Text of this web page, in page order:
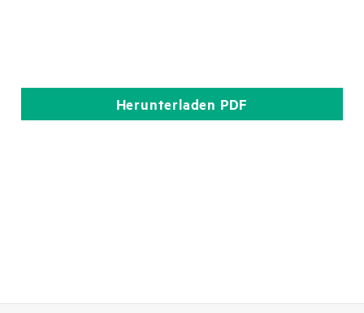
Herunterladen PDF